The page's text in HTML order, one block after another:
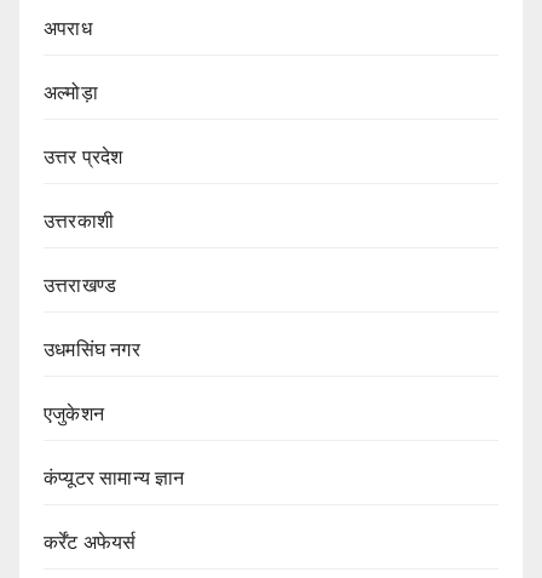
अपराध
अल्मोड़ा
उत्तर प्रदेश
उत्तरकाशी
उत्तराखण्ड
उधमसिंघ नगर
एजुकेशन
कंप्यूटर सामान्य ज्ञान
कर्रेंट अफेयर्स